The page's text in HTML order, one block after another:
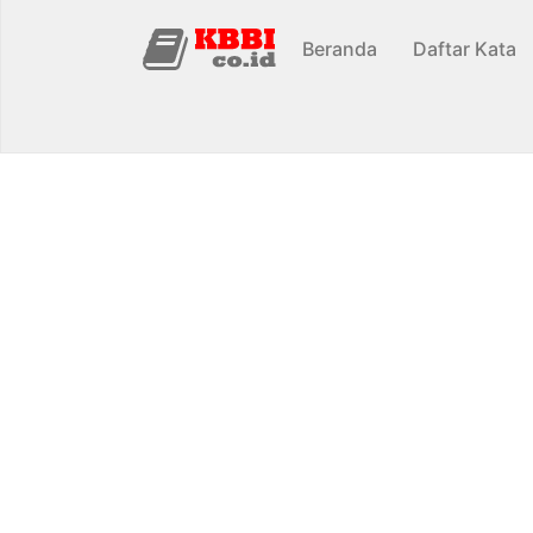
Beranda Daftar Kata